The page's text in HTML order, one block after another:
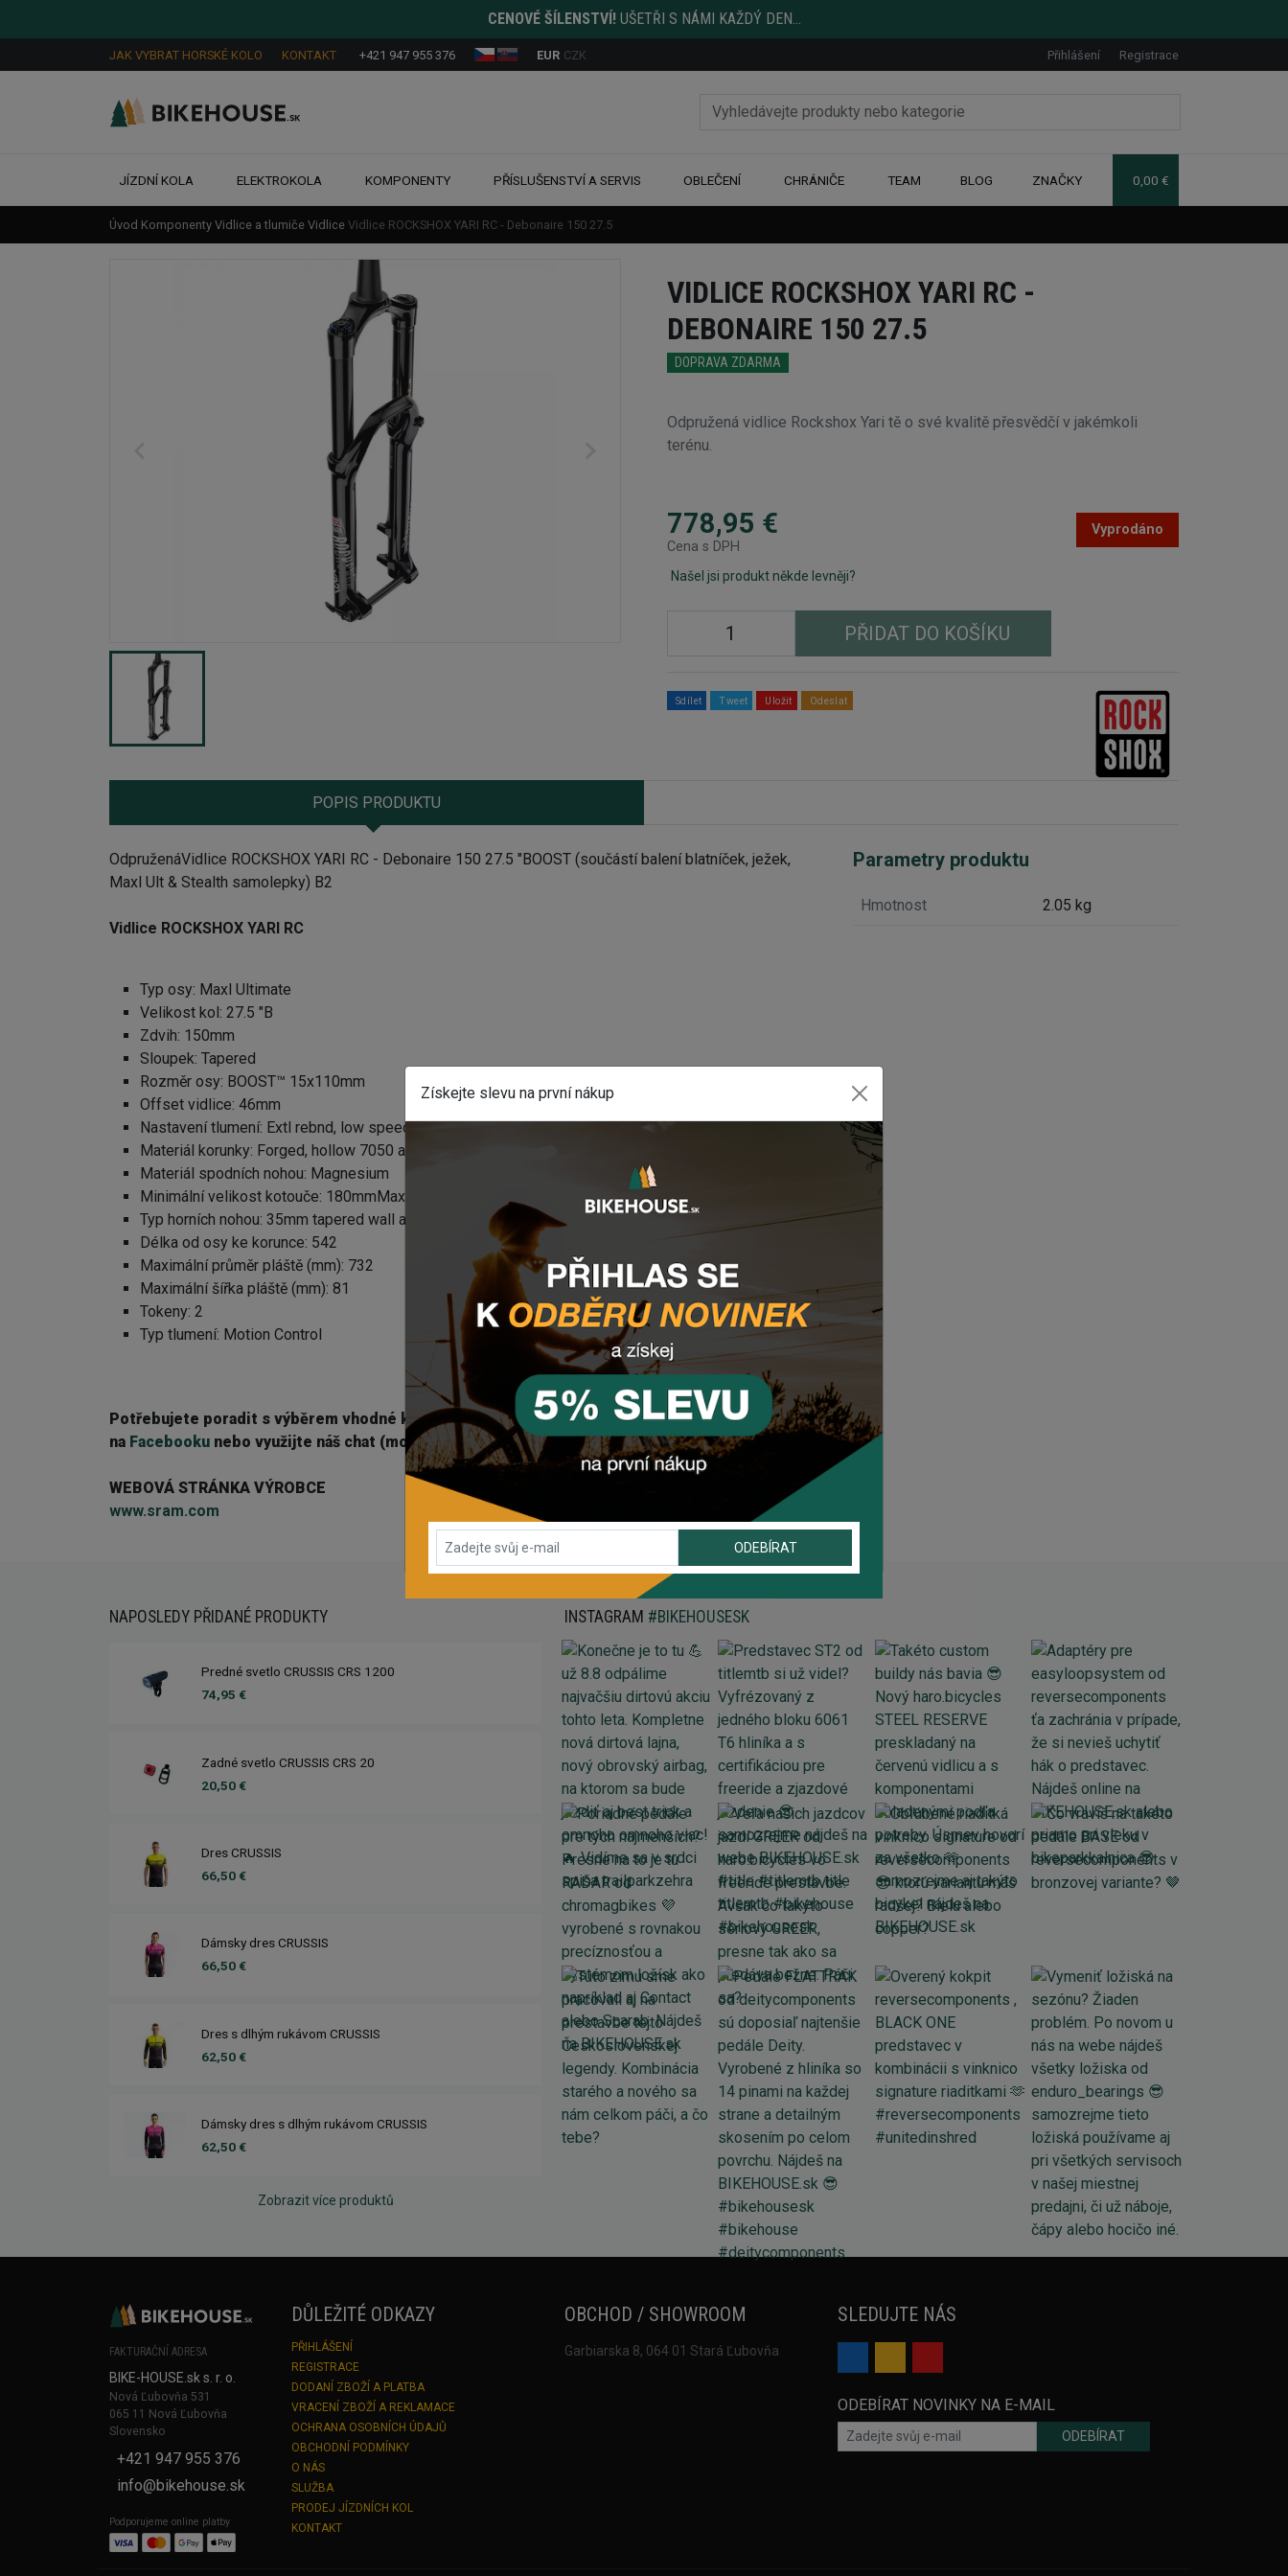
CENOVÉ ŠÍLENSTVÍ! UŠETŘI S NÁMI KAŽDÝ DEN...
JAK VYBRAT HORSKÉ KOLO KONTAKT +421 947 955 376 EUR CZK Přihlášení Registrace
JÍZDNÍ KOLA ELEKTROKOLA KOMPONENTY PŘÍSLUŠENSTVÍ A SERVIS OBLEČENÍ CHRÁNIČE TEAM BLOG ZNAČKY 0,00 €
Úvod Komponenty Vidlice a tlumiče Vidlice Vidlice ROCKSHOX YARI RC - Debonaire 150 27.5
VIDLICE ROCKSHOX YARI RC -
DEBONAIRE 150 27.5
DOPRAVA ZDARMA
Odpružená vidlice Rockshox Yari tě o své kvalitě přesvědčí v jakémkoli
terénu.
778,95 €
Cena s DPH
Vyprodáno
Našel jsi produkt někde levněji?
PŘIDAT DO KOŠÍKU
Sdílet Tweet Uložit Odeslat
POPIS PRODUKTU
OdpruženáVidlice ROCKSHOX YARI RC - Debonaire 150 27.5 "BOOST (součástí balení blatníček, ježek,
Maxl Ult & Stealth samolepky) B2
Vidlice ROCKSHOX YARI RC
Typ osy: Maxl Ultimate
Velikost kol: 27.5 "B
Zdvih: 150mm
Sloupek: Tapered
Rozměr osy: BOOST™ 15x110mm
Offset vidlice: 46mm
Nastavení tlumení: Extl rebnd, low speed comp
Materiál korunky: Forged, hollow 7050 aluminum
Materiál spodních nohou: Magnesium
Minimální velikost kotouče: 180mmMaximální velikost kotouče 220mm
Typ horních nohou: 35mm tapered wall aluminum
Délka od osy ke korunce: 542
Maximální průměr pláště (mm): 732
Maximální šířka pláště (mm): 81
Tokeny: 2
Typ tlumení: Motion Control
Potřebujete poradit s výběrem vhodné komponenty? Zanechte nám email, zprávu
na Facebooku nebo využijte náš chat (modré tlačítko vpravo dole).
WEBOVÁ STRÁNKA VÝROBCE
www.sram.com
Parametry produktu
Hmotnost 2.05 kg
NAPOSLEDY PŘIDANÉ PRODUKTY
Predné svetlo CRUSSIS CRS 1200
74,95 €
Zadné svetlo CRUSSIS CRS 20
20,50 €
Dres CRUSSIS
66,50 €
Dámsky dres CRUSSIS
66,50 €
Dres s dlhým rukávom CRUSSIS
62,50 €
Dámsky dres s dlhým rukávom CRUSSIS
62,50 €
Zobrazit více produktů
INSTAGRAM #BIKEHOUSESK
FAKTURAČNÍ ADRESA
BIKE-HOUSE.sk s. r. o.
Nová Ľubovňa 531
065 11 Nová Ľubovňa
Slovensko
+421 947 955 376
info@bikehouse.sk
Podporujeme online platby
DŮLEŽITÉ ODKAZY
PŘIHLÁŠENÍ
REGISTRACE
DODANÍ ZBOŽÍ A PLATBA
VRACENÍ ZBOŽÍ A REKLAMACE
OCHRANA OSOBNÍCH ÚDAJŮ
OBCHODNÍ PODMÍNKY
O NÁS
SLUŽBA
PRODEJ JÍZDNÍCH KOL
KONTAKT
OBCHOD / SHOWROOM
Garbiarska 8, 064 01 Stará Ľubovňa
SLEDUJTE NÁS
ODEBÍRAT NOVINKY NA E-MAIL
ODEBÍRAT
Získejte slevu na první nákup
ODEBÍRAT